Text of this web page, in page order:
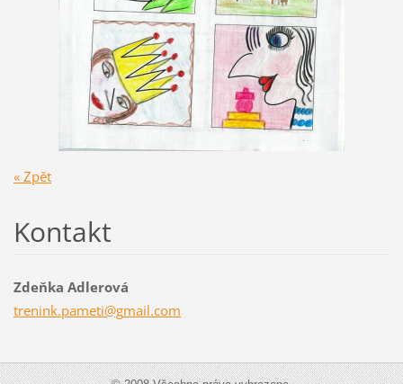
« Zpět
Kontakt
Zdeňka Adlerová
trenink.pameti@gmail.com